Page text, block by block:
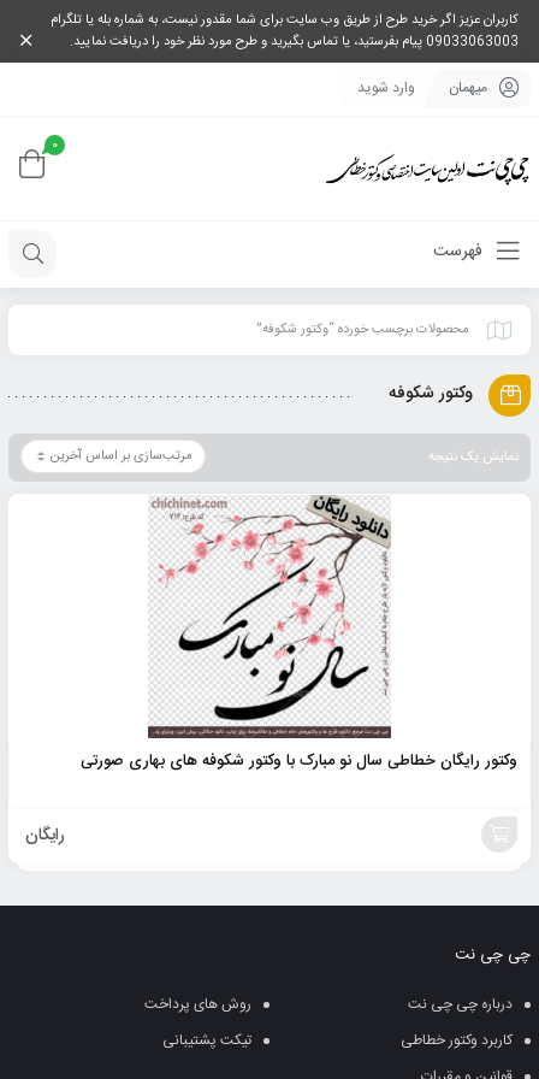
کاربران عزیز اگر خرید طرح از طریق وب سایت برای شما مقدور نیست، به شماره بله یا تلگرام
09033063003 پیام بفرستید، یا تماس بگیرید و طرح مورد نظر خود را دریافت نمایید.
میهمان وارد شوید
0
فهرست
محصولات برچسب خورده “وکتور شکوفه”
وکتور شکوفه
نمایش یک نتیجه
وکتور رایگان خطاطی سال نو مبارک با وکتور شکوفه های بهاری صورتی
رایگان
چی چی نت
درباره چی چی نت
روش های پرداخت
کاربرد وکتور خطاطی
تیکت پشتیبانی